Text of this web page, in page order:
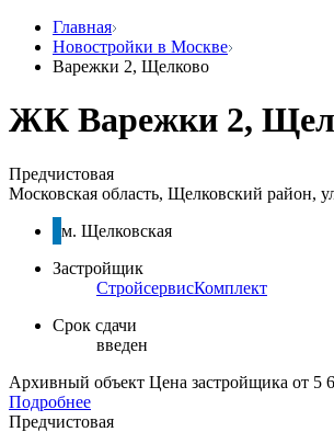
Главная
Новостройки в Москве
Варежки 2, Щелково
ЖК Варежки 2,
Предчистовая
Московская область, Щелковский район,
м. Щелковская
Застройщик
СтройсервисКомплект
Срок сдачи
введен
Архивный объект Цена застройщика от 5
Подробнее
Предчистовая